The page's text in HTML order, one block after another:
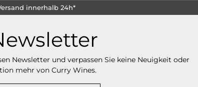
innerhalb 24h*
Newsletter und verpassen Sie keine Neuigkeit oder
mehr von Curry Wines.